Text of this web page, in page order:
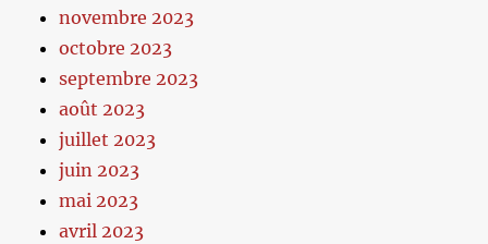
novembre 2023
octobre 2023
septembre 2023
août 2023
juillet 2023
juin 2023
mai 2023
avril 2023